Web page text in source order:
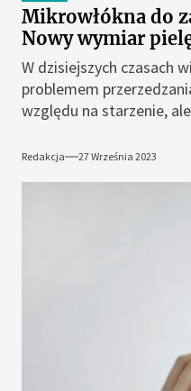
Mikrowłókna do
Nowy wymiar
W dzisiejszych czasach
problemem
względu na starzenie,
Redakcja 27 Września 2023